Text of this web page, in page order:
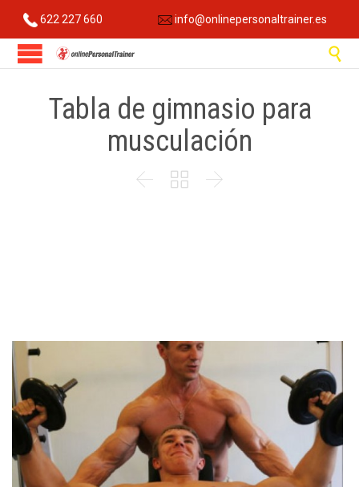
622 227 660 info@onlinepersonaltrainer.es

Tabla de gimnasio para
musculación
  